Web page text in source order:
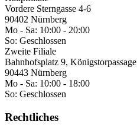
Vordere Sterngasse 4-6
90402 Nürnberg
Mo - Sa: 10:00 - 20:00
So: Geschlossen
Zweite Filiale
Bahnhofsplatz 9, Königstorpassage
90443 Nürnberg
Mo - Sa: 10:00 - 18:00
So: Geschlossen
Rechtliches